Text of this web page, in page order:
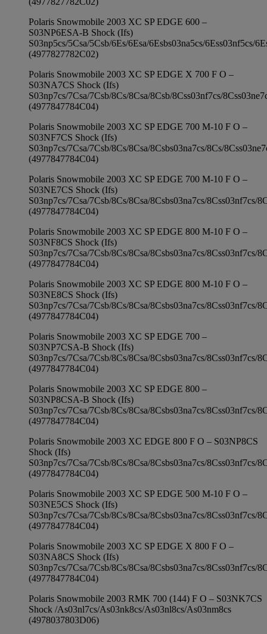
Polaris Snowmobile 2003 XC SP EDGE 600 –
S03NP6ESA-B Shock (Ifs)
S03np5cs/5Csa/5Csb/6Es/6Esa/6Esbs03na5cs/6Ess03nf5cs/
(4977827782C02)
Polaris Snowmobile 2003 XC SP EDGE X 700 F O –
S03NA7CS Shock (Ifs)
S03np7cs/7Csa/7Csb/8Cs/8Csa/8Csb/8Css03nf7cs/
(4977847784C04)
Polaris Snowmobile 2003 XC SP EDGE 700 M-10 F O –
S03NF7CS Shock (Ifs)
S03np7cs/7Csa/7Csb/8Cs/8Csa/8Csbs03na7cs/8Cs/
(4977847784C04)
Polaris Snowmobile 2003 XC SP EDGE 700 M-10 F O –
S03NE7CS Shock (Ifs)
S03np7cs/7Csa/7Csb/8Cs/8Csa/8Csbs03na7cs/8Css03nf7cs/
(4977847784C04)
Polaris Snowmobile 2003 XC SP EDGE 800 M-10 F O –
S03NF8CS Shock (Ifs)
S03np7cs/7Csa/7Csb/8Cs/8Csa/8Csbs03na7cs/8Css03nf7cs/
(4977847784C04)
Polaris Snowmobile 2003 XC SP EDGE 800 M-10 F O –
S03NE8CS Shock (Ifs)
S03np7cs/7Csa/7Csb/8Cs/8Csa/8Csbs03na7cs/8Css03nf7cs/
(4977847784C04)
Polaris Snowmobile 2003 XC SP EDGE 700 –
S03NP7CSA-B Shock (Ifs)
S03np7cs/7Csa/7Csb/8Cs/8Csa/8Csbs03na7cs/8Css03nf7cs/
(4977847784C04)
Polaris Snowmobile 2003 XC SP EDGE 800 –
S03NP8CSA-B Shock (Ifs)
S03np7cs/7Csa/7Csb/8Cs/8Csa/8Csbs03na7cs/8Css03nf7cs/
(4977847784C04)
Polaris Snowmobile 2003 XC EDGE 800 F O – S03NP8CS
Shock (Ifs)
S03np7cs/7Csa/7Csb/8Cs/8Csa/8Csbs03na7cs/8Css03nf7cs/
(4977847784C04)
Polaris Snowmobile 2003 XC SP EDGE 500 M-10 F O –
S03NE5CS Shock (Ifs)
S03np7cs/7Csa/7Csb/8Cs/8Csa/8Csbs03na7cs/8Css03nf7cs/
(4977847784C04)
Polaris Snowmobile 2003 XC SP EDGE X 800 F O –
S03NA8CS Shock (Ifs)
S03np7cs/7Csa/7Csb/8Cs/8Csa/8Csbs03na7cs/8Css03nf7cs/
(4977847784C04)
Polaris Snowmobile 2003 RMK 700 (144) F O – S03NK7CS
Shock /As03nl7cs/As03nk8cs/As03nl8cs/As03nm8cs
(4978037803D06)